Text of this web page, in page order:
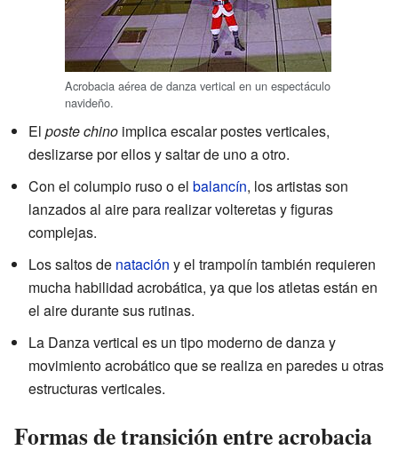
Acrobacia aérea de danza vertical en un espectáculo
navideño.
El poste chino implica escalar postes verticales,
deslizarse por ellos y saltar de uno a otro.
Con el columpio ruso o el balancín, los artistas son
lanzados al aire para realizar volteretas y figuras
complejas.
Los saltos de natación y el trampolín también requieren
mucha habilidad acrobática, ya que los atletas están en
el aire durante sus rutinas.
La Danza vertical es un tipo moderno de danza y
movimiento acrobático que se realiza en paredes u otras
estructuras verticales.
Formas de transición entre acrobacia